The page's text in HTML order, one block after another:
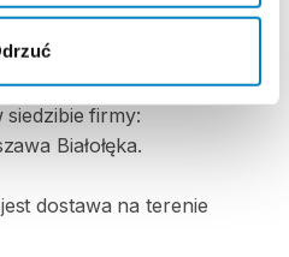
☎️ 697372849 lub
firmy:
Białołęka.
dostawa na terenie